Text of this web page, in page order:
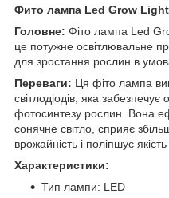
Фито лампа Led Grow
Головне: Фіто лампа Led
це потужне освітлювальне
для зростання рослин в
Переваги: Ця фіто лампа
світлодіодів, яка
фотосинтезу рослин. Вона
сонячне світло, сприяє
врожайність і поліпшує
Характеристики:
Тип лампи: LED